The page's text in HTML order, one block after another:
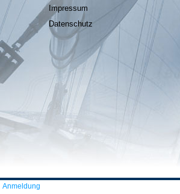
Impressum
Datenschutz
Anmeldung